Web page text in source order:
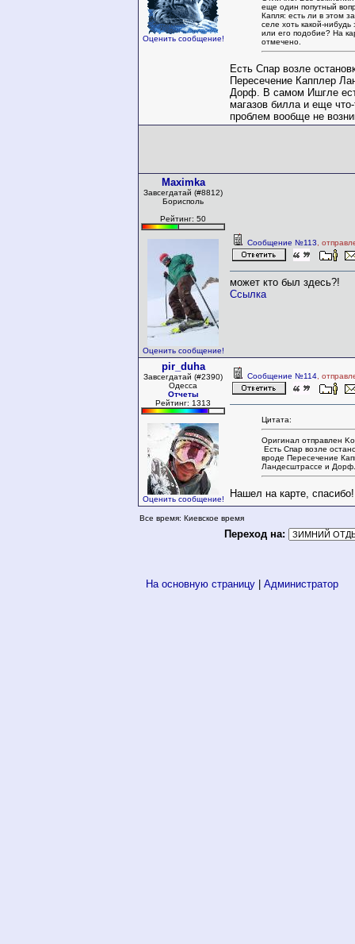
Оценить сообщение!
еще один попутный
Капля: есть ли в этом
селе хоть какой-
или его подобие? На
отмечено.
Есть Спар возле
Пересечение Капплер
Дорф. В самом Ишгле
магазов билла и еще
проблем вообще не
Maximka
Завсегдатай (#8812)
Борисполь
Рейтинг: 50
Оценить сообщение!
Сообщение №113 ,
может кто был здесь?!
Ссылка
pir_duha
Завсегдатай (#2390)
Одесса
Отчеты
Рейтинг: 1313
Оценить сообщение!
Сообщение №114 ,
Цитата:
Оригинал отправлен
Есть Спар возле
вроде Пересечение
Ландесштрассе и Дорф.
Нашел на карте, спасибо!
Все время: Киевское время
Переход на:
На основную страницу Администратор